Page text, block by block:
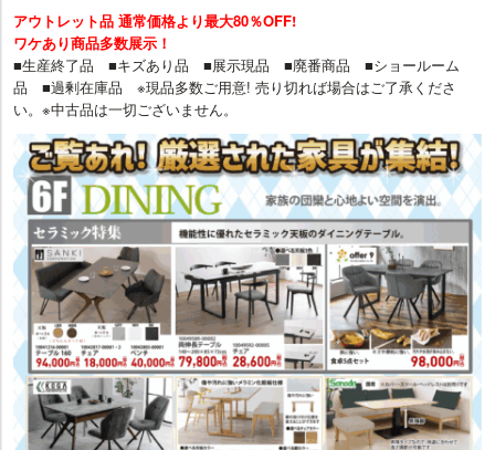
アウトレット品 通常価格より最大80％OFF!
ワケあり商品多数展示！
■生産終了品 ■キズあり品 ■展示現品 ■廃番商品 ■ショールーム
品 ■過剰在庫品 ※現品多数ご用意! 売り切れば場合はご了承くださ
い。※中古品は一切ございません。